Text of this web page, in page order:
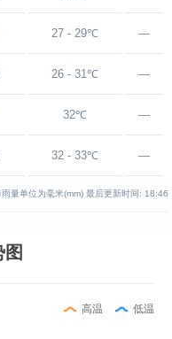
27 - 29℃ —
26 - 31℃ —
32℃ —
32 - 33℃ —
量单位为毫米(mm) 最后更新时间: 18:46
高温 低温